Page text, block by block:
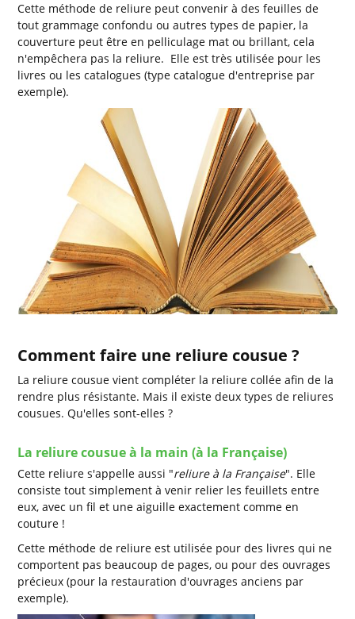
Cette méthode de reliure peut convenir à des feuilles de
tout grammage confondu ou autres types de papier, la
couverture peut être en pelliculage mat ou brillant, cela
n'empêchera pas la reliure. Elle est très utilisée pour les
livres ou les catalogues (type catalogue d'entreprise par
exemple).
Comment faire une reliure cousue ?
La reliure cousue vient compléter la reliure collée afin de la
rendre plus résistante. Mais il existe deux types de reliures
cousues. Qu'elles sont-elles ?
La reliure cousue à la main (à la Française)
Cette reliure s'appelle aussi "reliure à la Française". Elle
consiste tout simplement à venir relier les feuillets entre
eux, avec un fil et une aiguille exactement comme en
couture !
Cette méthode de reliure est utilisée pour des livres qui ne
comportent pas beaucoup de pages, ou pour des ouvrages
précieux (pour la restauration d'ouvrages anciens par
exemple).